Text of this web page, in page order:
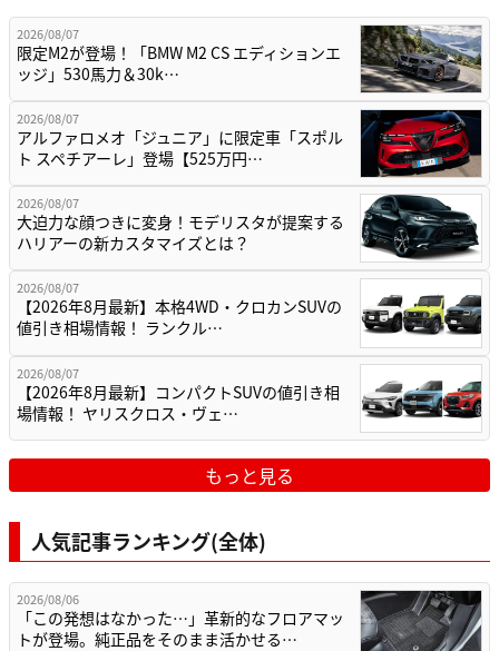
2026/08/07
限定M2が登場！「BMW M2 CS エディションエ
ッジ」530馬力＆30k…
2026/08/07
アルファロメオ「ジュニア」に限定車「スポル
ト スペチアーレ」登場【525万円…
2026/08/07
大迫力な顔つきに変身！モデリスタが提案する
ハリアーの新カスタマイズとは？
2026/08/07
【2026年8月最新】本格4WD・クロカンSUVの
値引き相場情報！ ランクル…
2026/08/07
【2026年8月最新】コンパクトSUVの値引き相
場情報！ ヤリスクロス・ヴェ…
もっと見る
人気記事ランキング(全体)
2026/08/06
「この発想はなかった…」革新的なフロアマッ
トが登場。純正品をそのまま活かせる…